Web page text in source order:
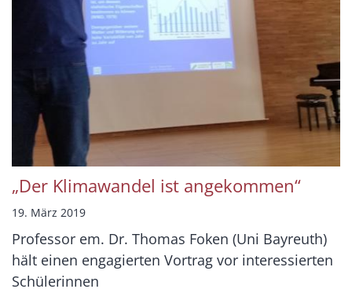
„Der Klimawandel ist angekommen“
19. März 2019
Professor em. Dr. Thomas Foken (Uni Bayreuth)
hält einen engagierten Vortrag vor interessierten
Schülerinnen